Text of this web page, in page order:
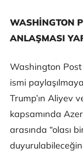
WASHİNGTON
ANLAŞMASI
Washington
ismi
Trump’ın Aliyev
kapsamında
arasında “olası